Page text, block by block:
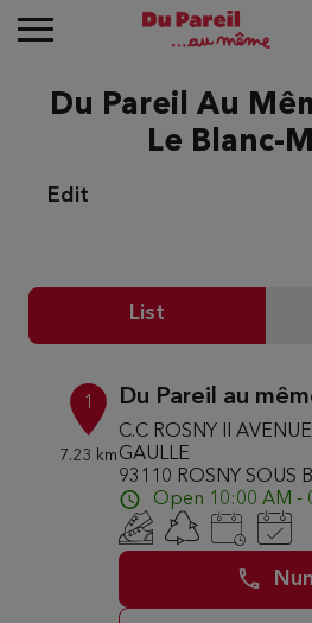
Du Pareil Au
Le Blanc-
Edit
List
1
7.23 km
Du Pareil au
C.C ROSNY II
GAULLE
93110 ROSNY SOUS
Open 10:00 AM -